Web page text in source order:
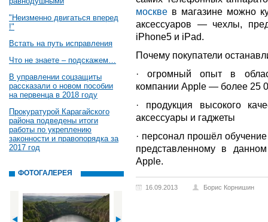
"Неизменно двигаться вперед
!"
Встать на путь исправления
Что не знаете – подскажем…
В управлении соцзащиты
рассказали о новом пособии
на первенца в 2018 году
Прокуратурой Карагайского
района подведены итоги
работы по укреплению
законности и правопорядка за
2017 год
ФОТОГАЛЕРЕЯ
москве в магазине можно
аксессуаров — чехлы,
iPhone5 и iPad.
Почему покупатели
· огромный опыт в
компании Apple — более 25
· продукция высокого
аксессуары и гаджеты
· персонал прошёл
представленному в
Apple.
16.09.2013 Борис Корнишин